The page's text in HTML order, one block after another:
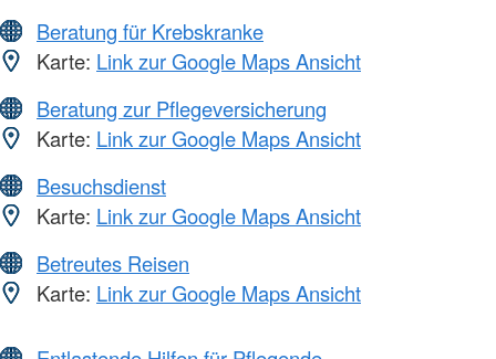
Beratung für Krebskranke
Karte: Link zur Google Maps Ansicht
Beratung zur Pflegeversicherung
Karte: Link zur Google Maps Ansicht
Besuchsdienst
Karte: Link zur Google Maps Ansicht
Betreutes Reisen
Karte: Link zur Google Maps Ansicht